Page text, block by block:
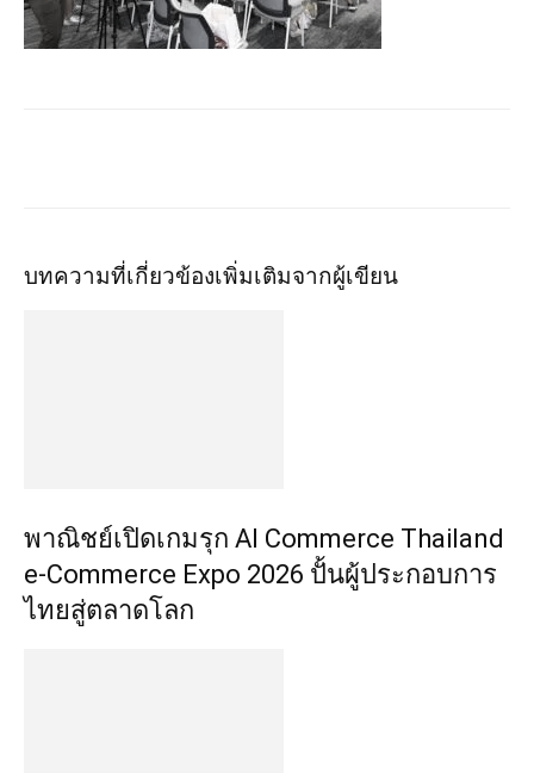
บทความที่เกี่ยวข้องเพิ่มเติมจากผู้เขียน
พาณิชย์เปิดเกมรุก AI Commerce Thailand
e-Commerce Expo 2026 ปั้นผู้ประกอบการ
ไทยสู่ตลาดโลก